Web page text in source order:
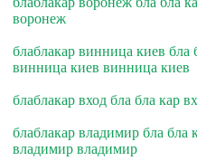
воронеж
блаблакар винница киев
винница киев винница киев
блаблакар вход бла бла кар
блаблакар владимир бла бла
владимир владимир